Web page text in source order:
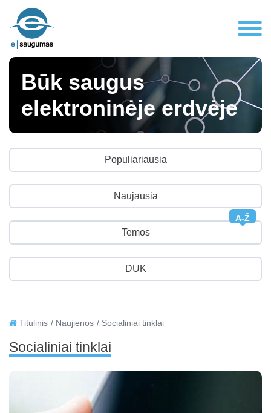
Būk saugus
elektroninėje erdvėje
Populiariausia
Naujausia
Temos
A-Ž
DUK
Titulinis Naujienos Socialiniai tinklai
Socialiniai tinklai